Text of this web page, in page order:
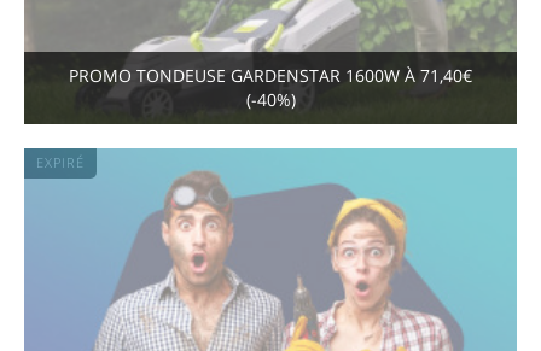
PROMO TONDEUSE GARDENSTAR 1600W À 71,40€
(-40%)
EXPIRÉ